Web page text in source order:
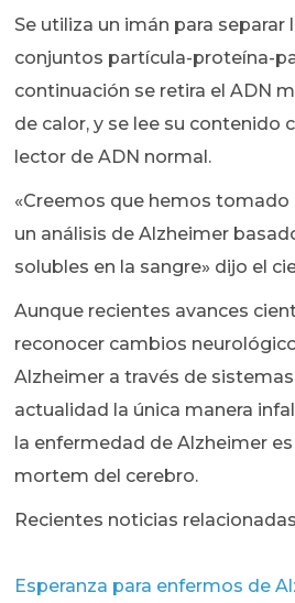
Se utiliza un imán para separar
conjuntos partícula-proteína-
continuación se retira el ADN
de calor, y se lee su contenido
lector de ADN normal.
«Creemos que hemos tomado
un análisis de Alzheimer
solubles en la sangre» dijo el
Aunque recientes avances
reconocer cambios
Alzheimer a través de
actualidad la única manera
la enfermedad de Alzheimer
mortem del cerebro.
Recientes noticias
Esperanza para enfermos de